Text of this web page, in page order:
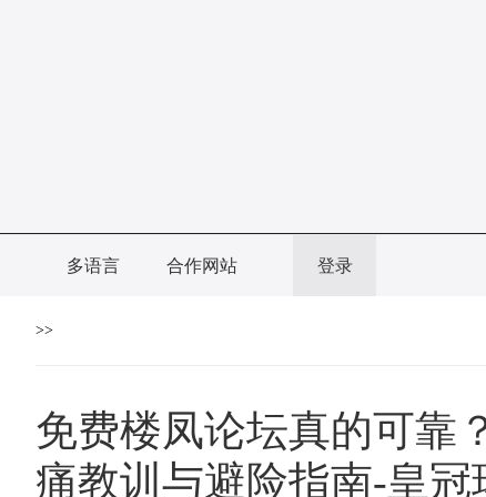
多语言 合作网站 登录
>>
免费楼凤论坛真的可靠
痛教训与避险指南-皇冠